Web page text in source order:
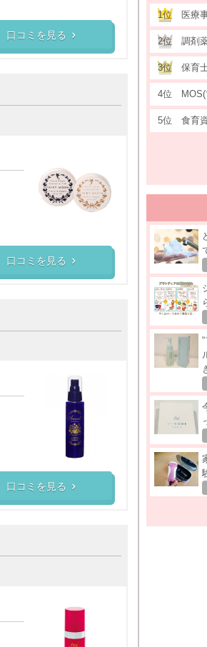
口コミを見る 
口コミを見る 
口コミを見る 
1位 医療
2位 調剤
3位 保育
4位
5位 食育